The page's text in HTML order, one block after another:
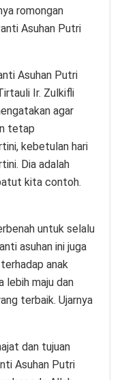
romongan
Asuhan Putri
Asuhan Putri
Ir. Zulkifli
agar
tetap
kebetulan hari
Dia adalah
kita contoh.
untuk selalu
asuhan ini juga
anak
lebih maju dan
terbaik. Ujarnya
dan tujuan
Asuhan Putri